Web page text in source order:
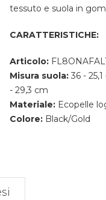
tessuto e suola in
CARATTERISTICHE:
Articolo:
Misura suola: 36 -
- 29,3 cm
Materiale: Ecopelle
Colore: Black/Gold